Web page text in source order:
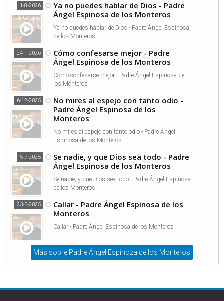
Ya no puedes hablar de Dios - Padre
Ángel Espinosa de los Monteros
1-8-2026
Ya no puedes hablar de Dios - Padre Ángel Espinosa
de los Monteros
Cómo confesarse mejor - Padre
Ángel Espinosa de los Monteros
24-1-2026
Cómo confesarse mejor - Padre Ángel Espinosa de
los Monteros
No mires al espejo con tanto odio -
Padre Ángel Espinosa de los
Monteros
6-12-2025
No mires al espejo con tanto odio - Padre Ángel
Espinosa de los Monteros
Se nadie, y que Dios sea todo - Padre
Ángel Espinosa de los Monteros
5-7-2025
Se nadie, y que Dios sea todo - Padre Ángel Espinosa
de los Monteros
Callar - Padre Ángel Espinosa de los
Monteros
23-5-2025
Callar - Padre Ángel Espinosa de los Monteros
Más sobre Padre Ángel Espinoza de los Monteros